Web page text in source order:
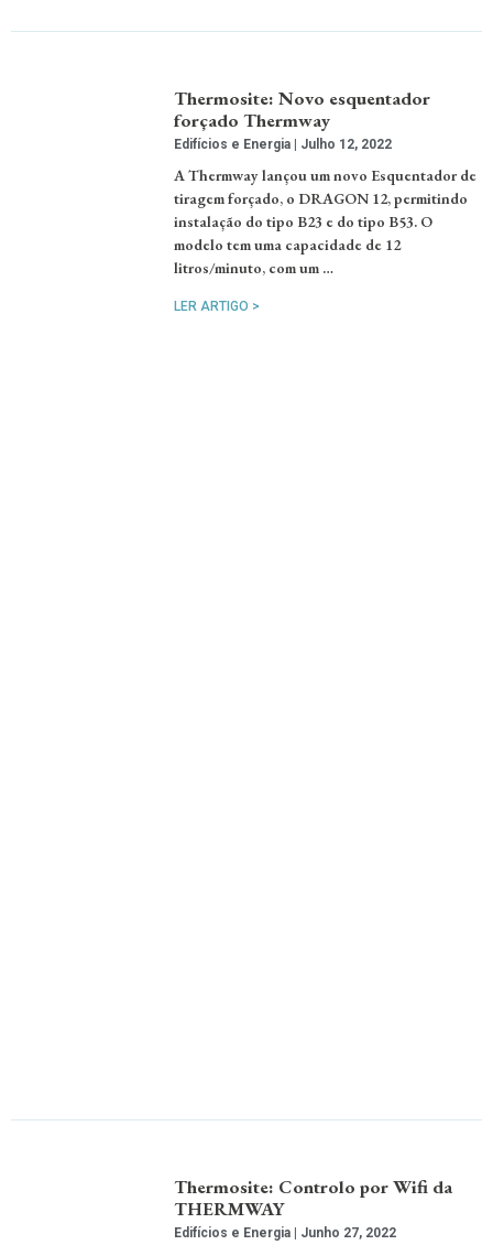
Thermosite: Novo esquentador
forçado Thermway
Edifícios e Energia Julho 12, 2022
A Thermway lançou um novo Esquentador de
tiragem forçado, o DRAGON 12, permitindo
instalação do tipo B23 e do tipo B53. O
modelo tem uma capacidade de 12
litros/minuto, com um …
LER ARTIGO >
Thermosite: Controlo por Wifi da
THERMWAY
Edifícios e Energia Junho 27, 2022